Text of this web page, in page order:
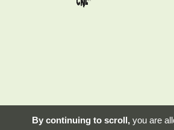
By continuing to scroll, you are